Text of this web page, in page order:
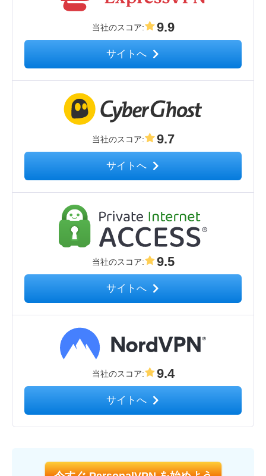
当社のスコア: 9.9
サイトへ
当社のスコア: 9.7
サイトへ
当社のスコア: 9.5
サイトへ
当社のスコア: 9.4
サイトへ